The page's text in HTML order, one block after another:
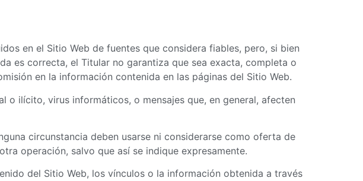
en el Sitio Web de fuentes que considera fiables, pero, si bien
es correcta, el Titular no garantiza que sea exacta, completa o
en la información contenida en las páginas del Sitio Web.
ilícito, virus informáticos, o mensajes que, en general, afecten
circunstancia deben usarse ni considerarse como oferta de
operación, salvo que así se indique expresamente.
del Sitio Web, los vínculos o la información obtenida a través